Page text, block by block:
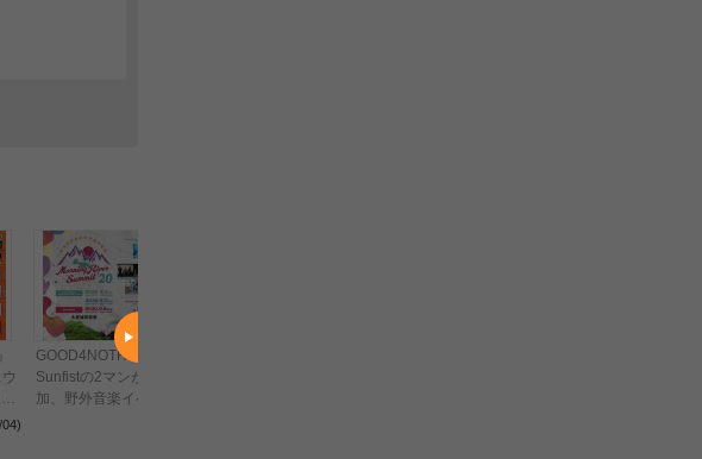
04)
GOOD4NOTHINGとDizzy
Sunfistの2マンが日程に追
加、野外音楽イベント